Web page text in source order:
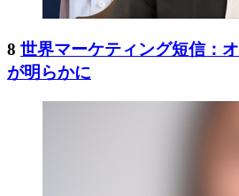
8 世界マーケティング短信：
が明らかに